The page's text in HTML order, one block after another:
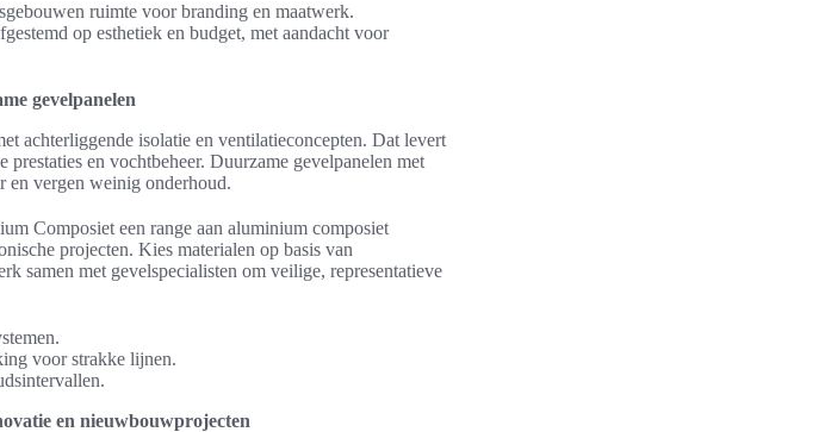
ruimte voor branding en maatwerk.
op esthetiek en budget, met aandacht voor
gevelpanelen
achterliggende isolatie en ventilatieconcepten. Dat levert
en vochtbeheer. Duurzame gevelpanelen met
en vergen weinig onderhoud.
Composiet een range aan aluminium composiet
projecten. Kies materialen op basis van
samen met gevelspecialisten om veilige, representatieve
voor strakke lijnen.
en nieuwbouwprojecten